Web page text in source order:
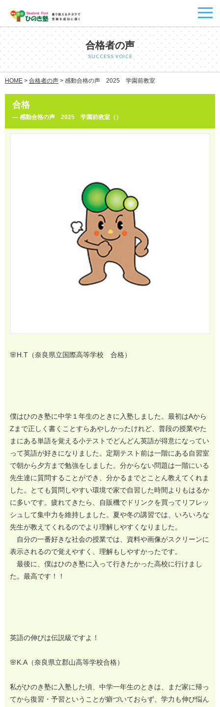
合格者の声
SUCCESS VOICE
HOME > 合格者の声 > 感動合格の声 2025 学園前教室
合格
--- 感動合格の声 2025 学園前教室（）
🌸H.T（奈良県立国際高等学校 合格）
僕はひのき塾に中学１年生のときに入塾しました。最初はAから
Zまで正しく書くことすらあやしかったけれど、普段の授業やた
まにある単語を覚える小テストでどんどん英語が得意になってい
って英語が好きになりました。定期テスト前は一階にある自習室
で朝から夕方まで勉強をしました。分からない問題は一階にいる
先生達に質問することができ、分かるまでとことん教えてくれま
した。とても質問しやすい環境で家で自習した時間よりもはるか
に多いです。疲れてきたら、自販機でドリンクを買ってリフレッ
シュして集中力を維持しました。夏や冬の講習では、いろいろな
先生が教えてくれるのでより理解しやすくなりました。
自分の一番好きな社会の授業では、資料や画像がスクリーンに
表示されるので覚えやすく、理解もしやすかったです。
最後に、僕はひのき塾に入って行きたかった高校に行けまし
た。最高です！！
英語の伸びは伝説級ですよ！
🌸K.A（奈良県立郡山高等学校合格）
私がひのき塾に入塾した頃、中学一年生のときは、まだ家に帰っ
てから復習・予習ということが癖づいておらず、学力も伸び悩ん
メールでのお問い合わせ